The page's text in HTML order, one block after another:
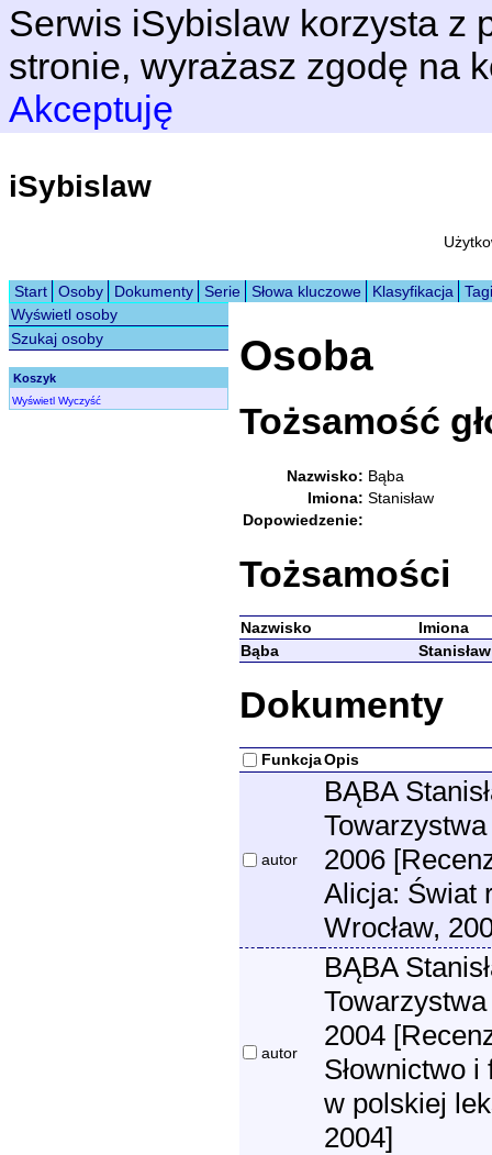
Serwis iSybislaw korzysta z
stronie, wyrażasz zgodę na
Akceptuję
iSybislaw
Start Osoby Dokumenty Serie Słowa kluczowe Klasyfikacja
Tagi
Wyświetl osoby
Szukaj osoby
Koszyk
Wyświetl Wyczyść
Osoba
Tożsamość
Nazwisko: Bąba
Imiona: Stanisław
Dopowiedzenie:
Tożsamości
Nazwisko
Imiona
Bąba
Stanisław
Dokumenty
FunkcjaOpis
autor
BĄBA
2006
Alicja: Świat
Wrocław,
autor
BĄBA
2004
Słownictwo
w polskiej
2004]